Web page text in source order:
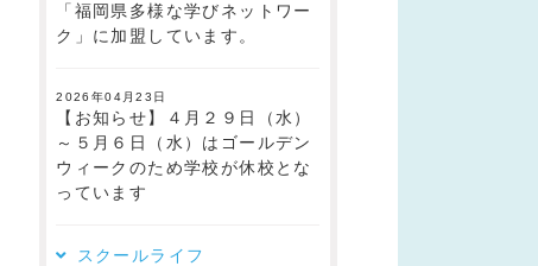
「福岡県多様な学びネットワー
ク」に加盟しています。
2026年04月23日
【お知らせ】４月２９日（水）
～５月６日（水）はゴールデン
ウィークのため学校が休校とな
っています
スクールライフ